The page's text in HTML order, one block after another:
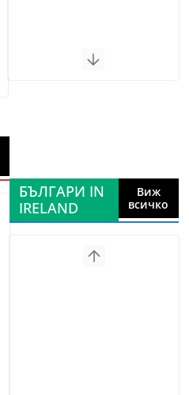
БЪЛГАРИ IN
IRELAND
Виж
всичко